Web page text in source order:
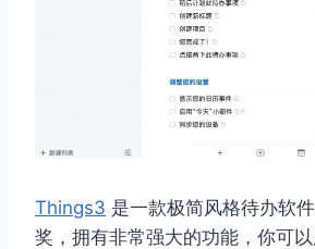
Things3 是一款极简风格待办软
奖，拥有非常强大的功能，你可